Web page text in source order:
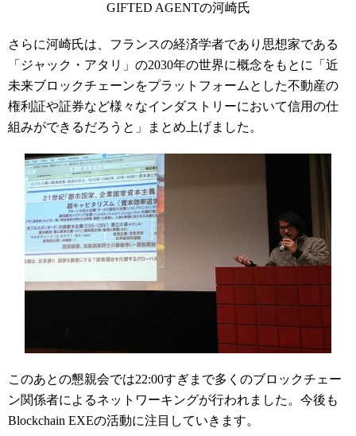
GIFTED AGENTの河崎氏
さらに河崎氏は、フランスの経済学者であり思想家である
「ジャック・アタリ」の2030年の世界に概念をもとに「近
未来ブロックチェーンをプラットフォームとした不動産の
権利証や証券など様々なインダストリーにおいて信用の仕
組みができるだろうと」まとめ上げました。
このあとの懇親会では22:00すぎまで多くのブロックチェー
ン関係者によるネットワーキングが行われました。今後も
Blockchain EXEの活動に注目していきます。